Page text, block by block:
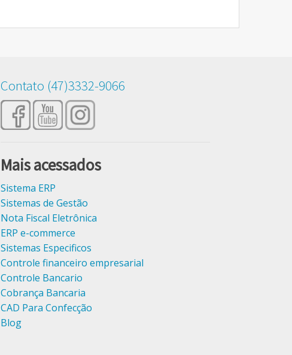
Contato (47)3332-9066
Mais acessados
Sistema ERP
Sistemas de Gestão
Nota Fiscal Eletrônica
ERP e-commerce
Sistemas Especificos
Controle financeiro empresarial
Controle Bancario
Cobrança Bancaria
CAD Para Confecção
Blog